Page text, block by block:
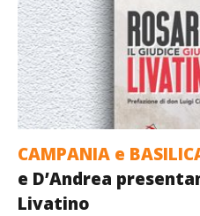
CAMPANIA e
e D’Andrea
Livatino